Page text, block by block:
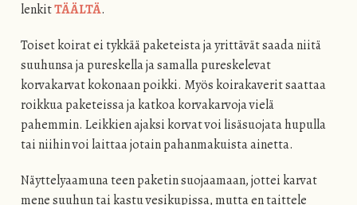
lenkitTÄÄLTÄ.
Toiset koirat ei tykkää paketeista ja yrittävät saada niitä
suuhunsa ja pureskella ja samalla pureskelevat
korvakarvat kokonaan poikki. Myös koirakaverit saattaa
roikkua paketeissa ja katkoa korvakarvoja vielä
pahemmin. Leikkien ajaksi korvat voi lisäsuojata hupulla
tai niihin voi laittaa jotain pahanmakuista ainetta.
Näyttelyaamuna teen paketin suojaamaan, jottei karvat
mene suuhun tai kastu vesikupissa, mutta en taittele